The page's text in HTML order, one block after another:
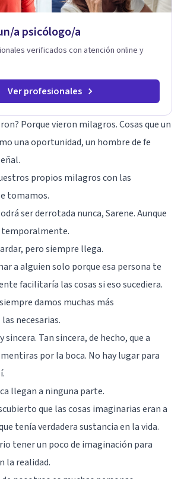
a psicólogo/a
verificados con atención online y
Ver profesionales
Porque vieron milagros. Cosas que un
una oportunidad, un hombre de fe
propios milagros con las
tomamos.
ser derrotada nunca, Sarene. Aunque
pero siempre llega.
a alguien solo porque esa persona te
facilitaría las cosas si eso sucediera.
damos muchas más
necesarias.
sincera. Tan sincera, de hecho, que a
por la boca. No hay lugar para
llegan a ninguna parte.
que las cosas imaginarias eran a
tenía verdadera sustancia en la vida.
tener un poco de imaginación para
la realidad.